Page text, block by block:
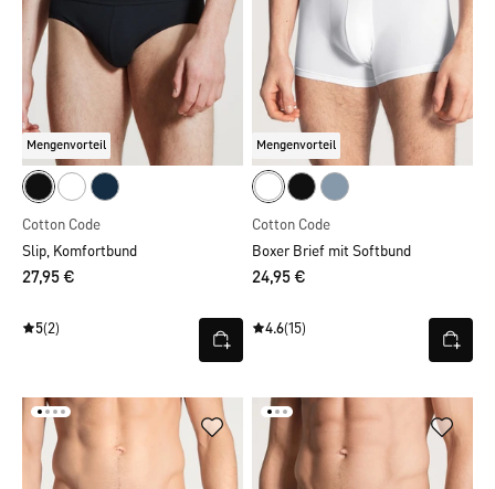
Mengenvorteil
Cotton Code
Slip, Komfortbund
27,95 €
5(2)
Mengenvorteil
Cotton Code
Boxer Brief mit Softbund
24,95 €
4.6(15)